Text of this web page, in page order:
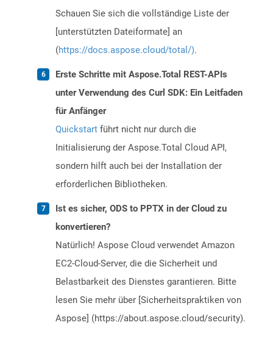
Schauen Sie sich die vollständige Liste der
[unterstützten Dateiformate] an
(https://docs.aspose.cloud/total/).
Erste Schritte mit Aspose.Total REST-APIs
unter Verwendung des Curl SDK: Ein Leitfaden
für Anfänger
Quickstart führt nicht nur durch die
Initialisierung der Aspose.Total Cloud API,
sondern hilft auch bei der Installation der
erforderlichen Bibliotheken.
Ist es sicher, ODS to PPTX in der Cloud zu
konvertieren?
Natürlich! Aspose Cloud verwendet Amazon
EC2-Cloud-Server, die die Sicherheit und
Belastbarkeit des Dienstes garantieren. Bitte
lesen Sie mehr über [Sicherheitspraktiken von
Aspose] (https://about.aspose.cloud/security).